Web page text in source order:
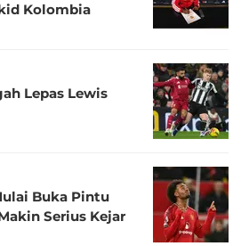
Kolombia
Lepas Lewis
Buka Pintu
Serius Kejar